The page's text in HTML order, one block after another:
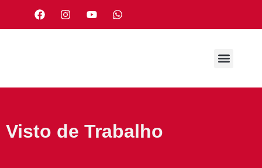
Visto de Trabalho